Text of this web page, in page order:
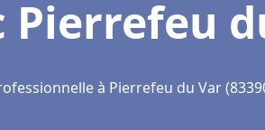
à Pierrefeu du Var